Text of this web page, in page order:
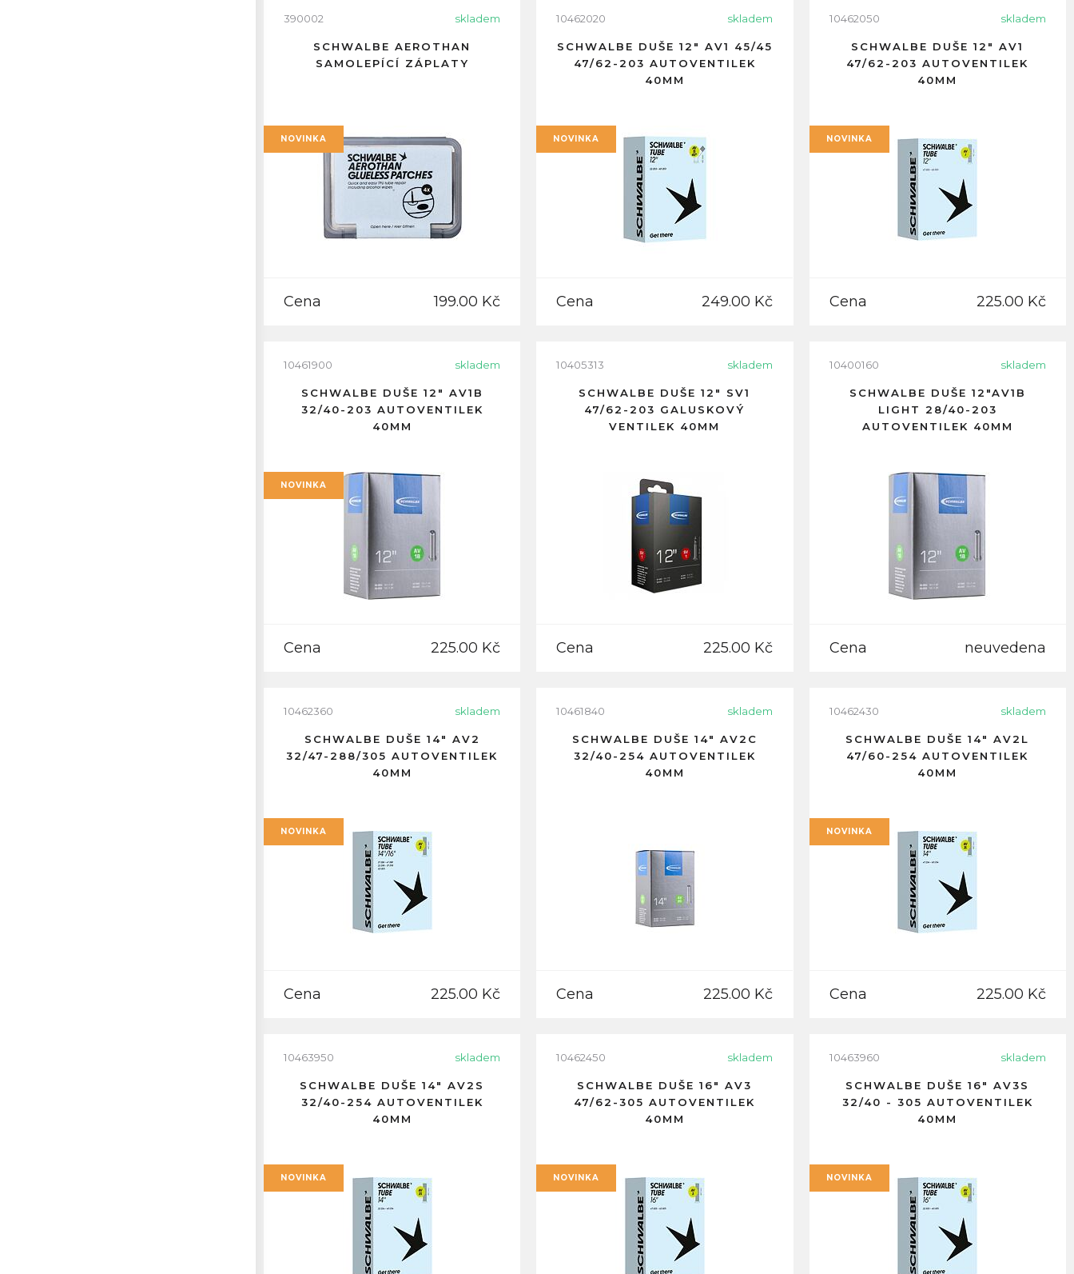
390002 skladem
SCHWALBE AEROTHAN
SAMOLEPÍCÍ ZÁPLATY
NOVINKA
Cena 199.00 Kč
10462020 skladem
SCHWALBE DUŠE 12" AV1 45/45
47/62-203 AUTOVENTILEK
40MM
NOVINKA
Cena 249.00 Kč
10462050 skladem
SCHWALBE DUŠE 12" AV1
47/62-203 AUTOVENTILEK
40MM
NOVINKA
Cena 225.00 Kč
10461900 skladem
SCHWALBE DUŠE 12" AV1B
32/40-203 AUTOVENTILEK
40MM
NOVINKA
Cena 225.00 Kč
10405313 skladem
SCHWALBE DUŠE 12" SV1
47/62-203 GALUSKOVÝ
VENTILEK 40MM
Cena 225.00 Kč
10400160 skladem
SCHWALBE DUŠE 12"AV1B
LIGHT 28/40-203
AUTOVENTILEK 40MM
Cena neuvedena
10462360 skladem
SCHWALBE DUŠE 14" AV2
32/47-288/305 AUTOVENTILEK
40MM
NOVINKA
Cena 225.00 Kč
10461840 skladem
SCHWALBE DUŠE 14" AV2C
32/40-254 AUTOVENTILEK
40MM
Cena 225.00 Kč
10462430 skladem
SCHWALBE DUŠE 14" AV2L
47/60-254 AUTOVENTILEK
40MM
NOVINKA
Cena 225.00 Kč
10463950 skladem
SCHWALBE DUŠE 14" AV2S
32/40-254 AUTOVENTILEK
40MM
NOVINKA
10462450 skladem
SCHWALBE DUŠE 16" AV3
47/62-305 AUTOVENTILEK
40MM
NOVINKA
10463960 skladem
SCHWALBE DUŠE 16" AV3S
32/40 - 305 AUTOVENTILEK
40MM
NOVINKA